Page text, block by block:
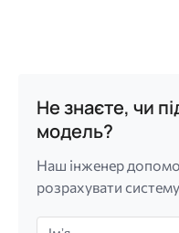
Не знаєте, чи
модель?
Наш інженер
розрахувати
Імʼя